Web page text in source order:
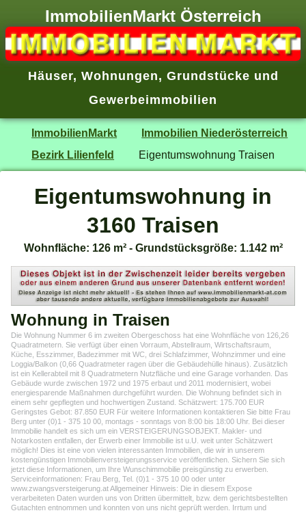
ImmobilienMarkt Österreich
Häuser, Wohnungen, Grundstücke und
Gewerbeimmobilien
ImmobilienMarkt
Immobilien Niederösterreich
Bezirk Lilienfeld
Eigentumswohnung Traisen
Eigentumswohnung in
3160 Traisen
Wohnfläche: 126 m² - Grundstücksgröße: 1.142 m²
Wohnung in Traisen
Die Wohnung Nummer 6 im zweiten Obergeschoss hat eine Wohnfläche von 126,26
Quadratmetern. Sie verfügt über einen Vorraum, Abstellraum, Wirtschaftsraum,
Küche, Esszimmer, Badezimmer mit WC, drei Schlafzimmer, Wohnzimmer und eine
Loggia/Balkon (0,66 Quadratmeter ragen über die Gebäudehülle hinaus). Zusätzlich
ist ein Kellerabteil mit 8 Quadratmetern Nutzfläche und eine Garage vorhanden. Das
Gebäude wurde zwischen 1972 und 1975 erbaut und 2011 modernisiert, wobei
energiesparende Maßnahmen durchgeführt wurden. Die Wohnung befindet sich in
einem sehr gepflegten und hochwertigen Zustand. Schätzwert: 175.700 EUR
Geringstes Gebot: 87.850 EUR Für weitere Informationen kontaktieren Sie bitte Frau
Berg unter (0)1 - 375 10 00, montags - sonntags von 8:00 bis 18:00 Uhr. Bei dieser
Immobilie handelt es sich um ein VERSTEIGERUNGSOBJEKT. Makler- und
Notarkosten entfallen, der Erwerb einer Immobilie ist u.U. weit unter Schätzwert
möglich! Dies ist eine von vielen interessanten Immobilien, die wir in unserem
kostengünstigen Immobilienversteigerungsservice veröffentlichen. Sichern Sie sich
jetzt diese Informationen, um Ihre Wunschimmobilie preisgünstig zu erwerben.
Serviceinformationen: Frau Berg, Tel. (0)1 - 375 10 00 oder unter
www.zwangsversteigerung.at Allgemeiner Hinweis: Die in diesem Expose
verarbeiteten Daten wurden uns von Dritten übermittelt, bzw. dem gerichtsbestellten
Gutachten entnommen und konnten von uns nicht geprüft werden. Irrtum und